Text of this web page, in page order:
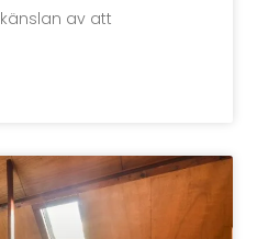
av att